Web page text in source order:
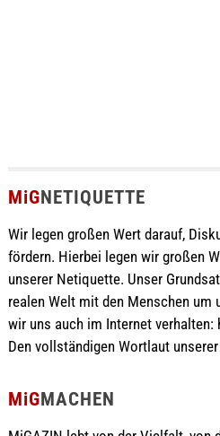
MiGNETIQUETTE
Wir legen großen Wert darauf,
fördern. Hierbei legen wir großen
unserer Netiquette. Unser
realen Welt mit den Menschen um
wir uns auch im Internet
Den vollständigen Wortlaut
MiGMACHEN